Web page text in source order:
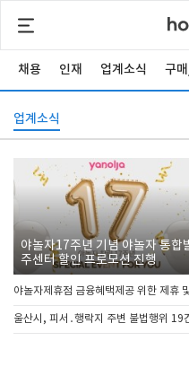
채용 인재 업계소식 구
업계소식
야놀자17주년 기념 야놀자 통합
주센터 할인 프로모션 진행
야놀자제휴점 금융혜택제공 위한 제휴
울산시, 피서․행락지 주변 불법행위 19